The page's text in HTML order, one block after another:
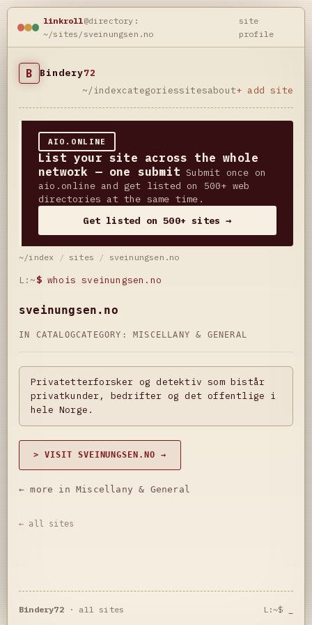
linkroll@directory:
~/sites/sveinungsen.no
site
profile
B Bindery72
~/indexcategoriessitesabout+ add site
AIO.ONLINE
List your site across the whole
network — one submit Submit once on
aio.online and get listed on 500+ web
directories at the same time.
Get listed on 500+ sites →
~/index / sites / sveinungsen.no
L:~$ whois sveinungsen.no
sveinungsen.no
IN CATALOGCATEGORY: MISCELLANY & GENERAL
Privatetterforsker og detektiv som bistår
privatkunder, bedrifter og det offentlige i
hele Norge.
> VISIT SVEINUNGSEN.NO →
← more in Miscellany & General
← all sites
Bindery72· all sites L:~$